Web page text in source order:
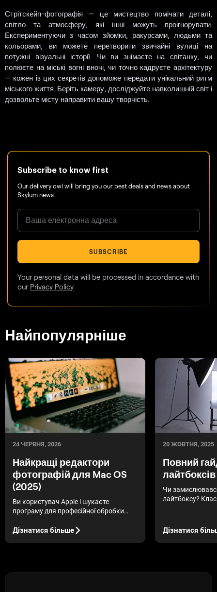
Стрітскейп-фотографія — це мистецтво помічати деталі,
світло та атмосферу, які інші можуть проігнорувати.
Експериментуючи з часом зйомки, ракурсами, людьми та
кольорами, ви можете перетворити звичайні вулиці на
потужні візуальні історії. Чи ви знімаєте на світанку, чи
полюєте на міські вогні вночі, чи точно кадруєте архітектуру
— кожен із цих секретів допоможе передати унікальний ритм
міського життя. Беріть камеру, досліджуйте навколишній світ і
дозвольте місту направити вашу творчість.
Subscribe to know first
Our delivery owl will bring you our best deals and news about
Skylum news.
SUBSCRIBE
Your personal data will be processed in accordance with
our Privacy Policy
Найпопулярніше
24 ЧЕРВНЯ, 2026
Найкращі редактори
фотографій для Mac OS
(2025)
Ви користувач Apple і шукаєте
програму для професійної обробки
правильне місце! Сьогодні у нашому
Дізнатися більше
20 ЖОВТНЯ, 2025
Повний
лайтбоксів
Чи
лайтбоксу?
варіантів.
Дізнатися